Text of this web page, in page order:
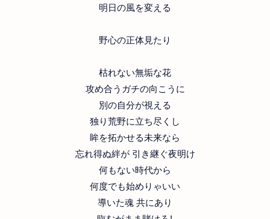
明日の風を変える
野心の正体見たり
枯れない無垢な花
攻め合うガチの向こうに
別の自分が視える
独り荒野に立ち尽くし
眸を拓かせる未来なら
忘れ得ぬ絆が 引き継ぐ夜明け
何もない時代から
何度でも始めりゃいい
導いた魂 共にあり